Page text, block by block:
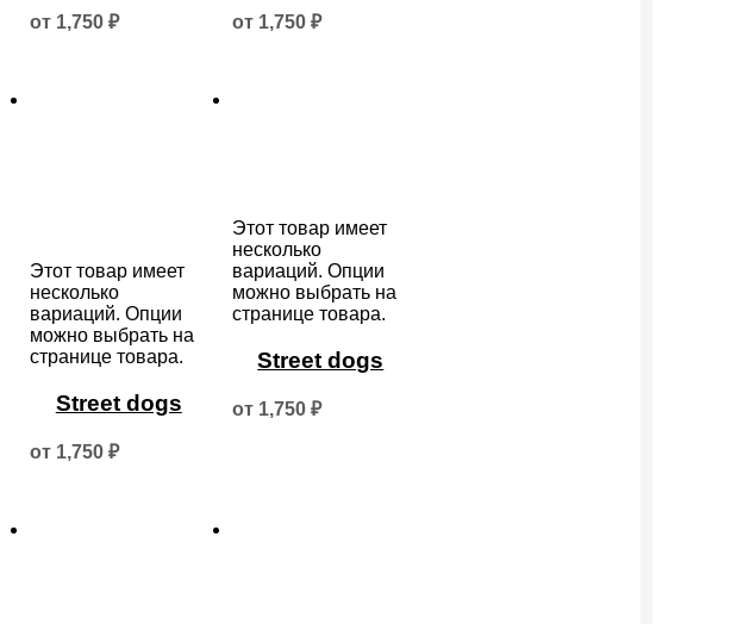
от 1,750 ₽ от 1,750 ₽
Этот товар имеет
несколько
вариаций. Опции
можно выбрать на
странице товара.
Street dogs
от 1,750 ₽
Этот товар имеет
несколько
вариаций. Опции
можно выбрать на
странице товара.
Street dogs
от 1,750 ₽